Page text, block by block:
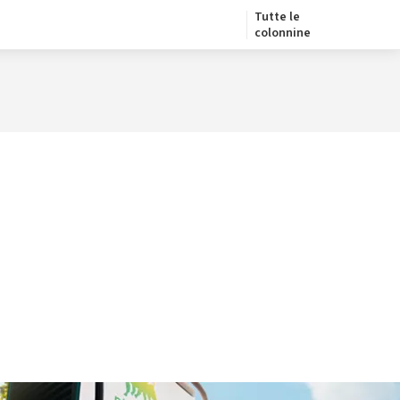
Tutte le
colonnine